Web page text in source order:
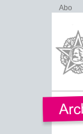
Abo